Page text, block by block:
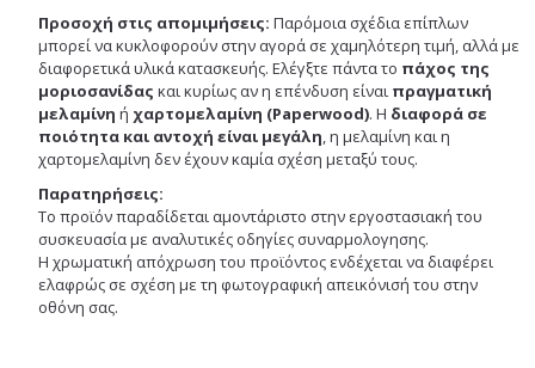
Προσοχή στις απομιμήσεις: Παρόμοια σχέδια επίπλων
μπορεί να κυκλοφορούν στην αγορά σε χαμηλότερη τιμή, αλλά με
διαφορετικά υλικά κατασκευής. Ελέγξτε πάντα το πάχος της
μοριοσανίδας και κυρίως αν η επένδυση είναι πραγματική
μελαμίνη ή χαρτομελαμίνη (Paperwood). Η διαφορά σε
ποιότητα και αντοχή είναι μεγάλη, η μελαμίνη και η
χαρτομελαμίνη δεν έχουν καμία σχέση μεταξύ τους.
Παρατηρήσεις:
Το προϊόν παραδίδεται αμοντάριστο στην εργοστασιακή του
συσκευασία με αναλυτικές οδηγίες συναρμολογησης.
Η χρωματική απόχρωση του προϊόντος ενδέχεται να διαφέρει
ελαφρώς σε σχέση με τη φωτογραφική απεικόνισή του στην
οθόνη σας.